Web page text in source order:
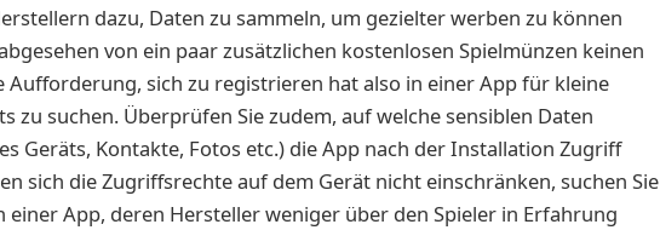
dazu, Daten zu sammeln, um gezielter werben zu können
von ein paar zusätzlichen kostenlosen Spielmünzen keinen
Aufforderung, sich zu registrieren hat also in einer App für kleine
zu suchen. Überprüfen Sie zudem, auf welche sensiblen Daten
Geräts, Kontakte, Fotos etc.) die App nach der Installation Zugriff
sich die Zugriffsrechte auf dem Gerät nicht einschränken, suchen Sie
einer App, deren Hersteller weniger über den Spieler in Erfahrung